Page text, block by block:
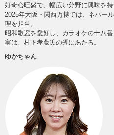
好奇心旺盛で、幅広い分野に興味を持
2025年大阪・関西万博では、ネパー
理を担当。
昭和歌謡を愛好し、カラオケの十八番
実は、村下孝蔵氏の甥にあたる。
ゆかちゃん